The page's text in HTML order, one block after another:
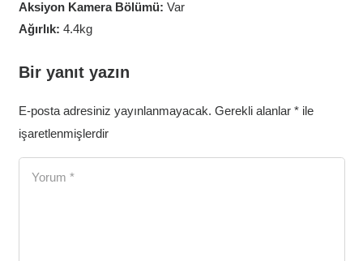
Aksiyon Kamera Bölümü: Var
Ağırlık: 4.4kg
Bir yanıt yazın
E-posta adresiniz yayınlanmayacak. Gerekli alanlar *ile
işaretlenmişlerdir